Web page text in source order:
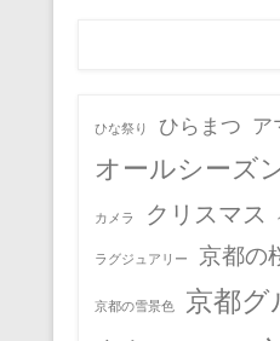
ひな祭り ひらまつ ア
オールシーズ
カメラ クリスマス
ラグジュアリー 京都の
京都の雪景色 京都グ